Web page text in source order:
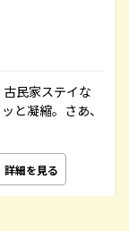
民家ステイな
と凝縮。さあ、
詳細を見る